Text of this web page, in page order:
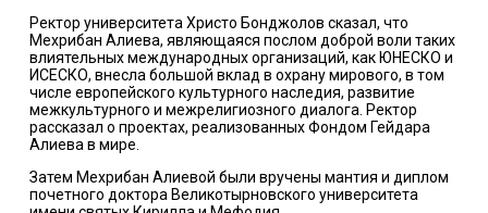
Ректор университета Христо Бонджолов сказал, что
Мехрибан Алиева, являющаяся послом доброй воли таких
влиятельных международных организаций, как ЮНЕСКО и
ИСЕСКО, внесла большой вклад в охрану мирового, в том
числе европейского культурного наследия, развитие
межкультурного и межрелигиозного диалога. Ректор
рассказал о проектах, реализованных Фондом Гейдара
Алиева в мире.
Затем Мехрибан Алиевой были вручены мантия и диплом
почетного доктора Великотырновского университета